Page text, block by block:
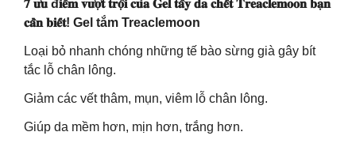
𝟕 𝐮̛𝐮 đ𝐢𝐞̂̉𝐦 𝐯𝐮̛𝐨̛̣𝐭 𝐭𝐫𝐨̣̂𝐢 𝐜𝐮̉𝐚 𝐆𝐞𝐥 𝐭𝐚̂̉𝐲 𝐝𝐚 𝐜𝐡𝐞̂́𝐭 𝐓𝐫𝐞𝐚𝐜𝐥𝐞𝐦𝐨𝐨𝐧 𝐛𝐚̣𝐧
𝐜𝐚̂̀𝐧 𝐛𝐢𝐞̂́𝐭! Gel tắm Treaclemoon
Loại bỏ nhanh chóng những tế bào sừng già gây bít
tắc lỗ chân lông.
Giảm các vết thâm, mụn, viêm lỗ chân lông.
Giúp da mềm hơn, mịn hơn, trắng hơn.